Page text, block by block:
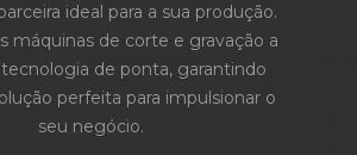
ideal para a sua produção.
máquinas de corte e gravação a
de ponta, garantindo
perfeita para impulsionar o
seu negócio.